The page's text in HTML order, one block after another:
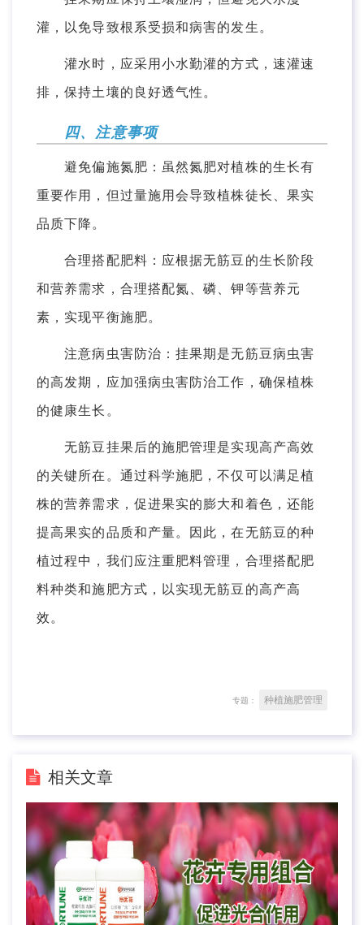
灌，以免导致根系受损和病害的发生。
灌水时，应采用小水勤灌的方式，速灌速
排，保持土壤的良好透气性。
四、注意事项
避免偏施氮肥：虽然氮肥对植株的生长有
重要作用，但过量施用会导致植株徒长、果实
品质下降。
合理搭配肥料：应根据无筋豆的生长阶段
和营养需求，合理搭配氮、磷、钾等营养元
素，实现平衡施肥。
注意病虫害防治：挂果期是无筋豆病虫害
的高发期，应加强病虫害防治工作，确保植株
的健康生长。
无筋豆挂果后的施肥管理是实现高产高效
的关键所在。通过科学施肥，不仅可以满足植
株的营养需求，促进果实的膨大和着色，还能
提高果实的品质和产量。因此，在无筋豆的种
植过程中，我们应注重肥料管理，合理搭配肥
料种类和施肥方式，以实现无筋豆的高产高
效。
专题： 种植施肥管理
相关文章